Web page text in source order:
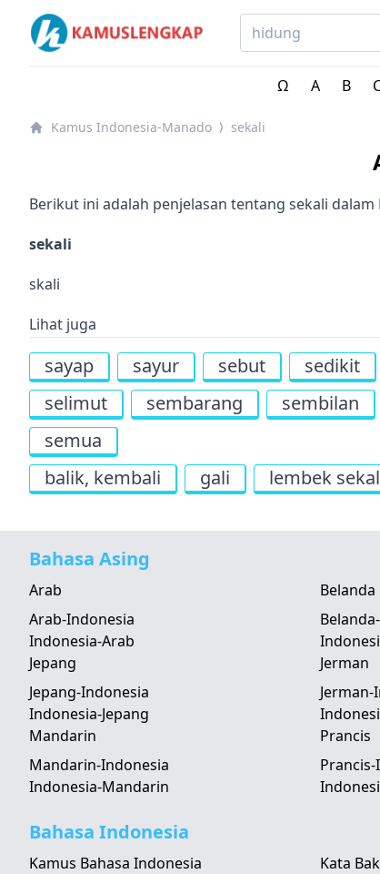
Kamus Lengkap Indonesia-Manado - Kamus
Ω A B
Kamus Indonesia-Manado ⟩ sekali
Berikut ini adalah penjelasan tentang sekali
sekali
skali
Lihat juga
sayap sayur sebut sedikit
selimut
sembarang sembilan
semua
balik, kembali
gali lembek
Bahasa Asing
Arab
Arab-Indonesia
Indonesia-Arab
Belanda
Jepang
Jepang-Indonesia
Indonesia-Jepang
Jerman
Mandarin
Mandarin-Indonesia
Indonesia-Mandarin
Prancis
Bahasa Indonesia
Kamus Bahasa Indonesia Kata